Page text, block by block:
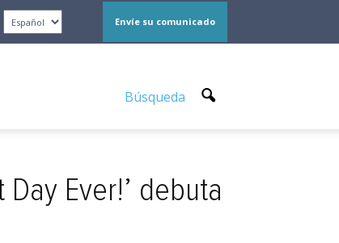
Envíe su comunicado
Búsqueda
Day Ever!’ debuta